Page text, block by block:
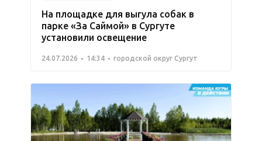
На площадке для выгула собак в
парке «За Саймой» в Сургуте
установили освещение
24.07.2026 14:34 городской округ Сургут